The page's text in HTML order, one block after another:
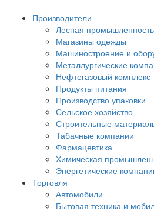
Производители
Лесная промышленность
Магазины одежды
Машиностроение и
Металлургические
Нефтегазовый комплекс
Продукты питания
Производство упаковки
Сельское хозяйство
Строительные
Табачные компании
Фармацевтика
Химическая
Энергетические
Торговля
Автомобили
Бытовая техника и